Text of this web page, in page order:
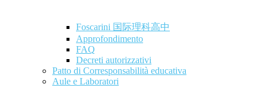
Foscarini 国际理科高中
Approfondimento
FAQ
Decreti autorizzativi
Patto di Corresponsabilità educativa
Aule e Laboratori